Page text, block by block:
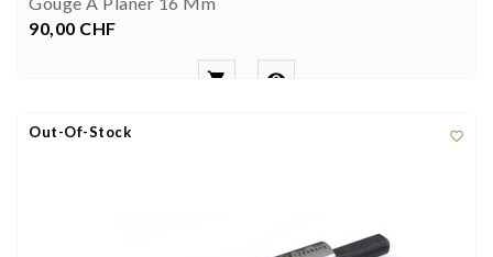
Preis
90,00 CHF
 

Out-Of-Stock